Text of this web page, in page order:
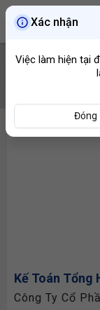
Kế Toán Tổng
Công Ty Cổ
Xác nhận
Việc làm hiện tại
Đóng